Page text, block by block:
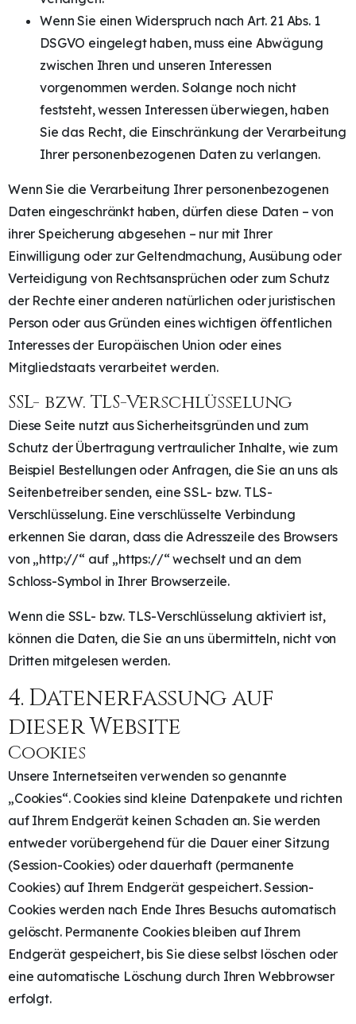
Wenn Sie einen Widerspruch nach Art. 21 Abs. 1
DSGVO eingelegt haben, muss eine Abwägung
zwischen Ihren und unseren Interessen
vorgenommen werden. Solange noch nicht
feststeht, wessen Interessen überwiegen, haben
Sie das Recht, die Einschränkung der Verarbeitung
Ihrer personenbezogenen Daten zu verlangen.
Wenn Sie die Verarbeitung Ihrer personenbezogenen
Daten eingeschränkt haben, dürfen diese Daten – von
ihrer Speicherung abgesehen – nur mit Ihrer
Einwilligung oder zur Geltendmachung, Ausübung oder
Verteidigung von Rechtsansprüchen oder zum Schutz
der Rechte einer anderen natürlichen oder juristischen
Person oder aus Gründen eines wichtigen öffentlichen
Interesses der Europäischen Union oder eines
Mitgliedstaats verarbeitet werden.
SSL- bzw. TLS-Verschlüsselung
Diese Seite nutzt aus Sicherheitsgründen und zum
Schutz der Übertragung vertraulicher Inhalte, wie zum
Beispiel Bestellungen oder Anfragen, die Sie an uns als
Seitenbetreiber senden, eine SSL- bzw. TLS-
Verschlüsselung. Eine verschlüsselte Verbindung
erkennen Sie daran, dass die Adresszeile des Browsers
von „http://“ auf „https://“ wechselt und an dem
Schloss-Symbol in Ihrer Browserzeile.
Wenn die SSL- bzw. TLS-Verschlüsselung aktiviert ist,
können die Daten, die Sie an uns übermitteln, nicht von
Dritten mitgelesen werden.
4. Datenerfassung auf
dieser Website
Cookies
Unsere Internetseiten verwenden so genannte
„Cookies“. Cookies sind kleine Datenpakete und richten
auf Ihrem Endgerät keinen Schaden an. Sie werden
entweder vorübergehend für die Dauer einer Sitzung
(Session-Cookies) oder dauerhaft (permanente
Cookies) auf Ihrem Endgerät gespeichert. Session-
Cookies werden nach Ende Ihres Besuchs automatisch
gelöscht. Permanente Cookies bleiben auf Ihrem
Endgerät gespeichert, bis Sie diese selbst löschen oder
eine automatische Löschung durch Ihren Webbrowser
erfolgt.